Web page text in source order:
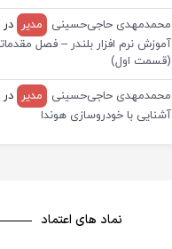
محمدمهدی حاجی‌حسینی مدیر
در
آموزش نرم افزار بلندر – فصل
(قسمت اول)
محمدمهدی حاجی‌حسینی مدیر
در
آشنایی با خودروسازی هوندا
نماد های اعتماد